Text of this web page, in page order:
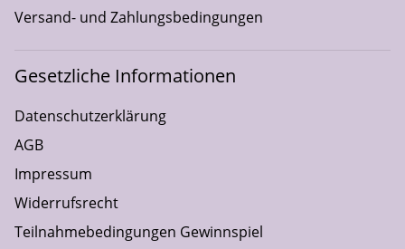
Versand- und Zahlungsbedingungen
Gesetzliche Informationen
Datenschutzerklärung
AGB
Impressum
Widerrufsrecht
Teilnahmebedingungen Gewinnspiel